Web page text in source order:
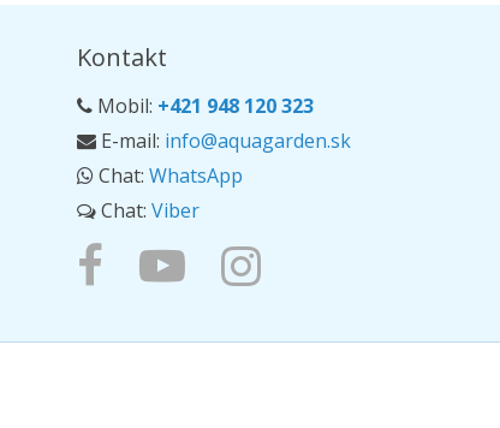
Kontakt
Mobil: +421 948 120 323
E-mail: info@aquagarden.sk
Chat: WhatsApp
Chat: Viber